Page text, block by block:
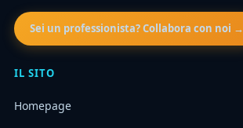
Sei un professionista? Collabora con noi →
IL SITO
Homepage